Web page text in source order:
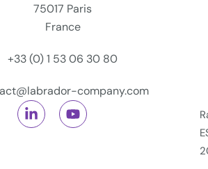
75017 Paris
France
+33 (0) 1 53 06 30 80
company.com